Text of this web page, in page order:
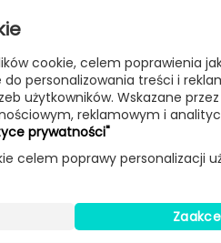
18:00
DODATKI STREFA
BESTSELLER W
cookie, celem poprawienia
personalizowania treści i
użytkowników. Wskazane
reklamowym i
prywatności"
celem poprawy personalizacji